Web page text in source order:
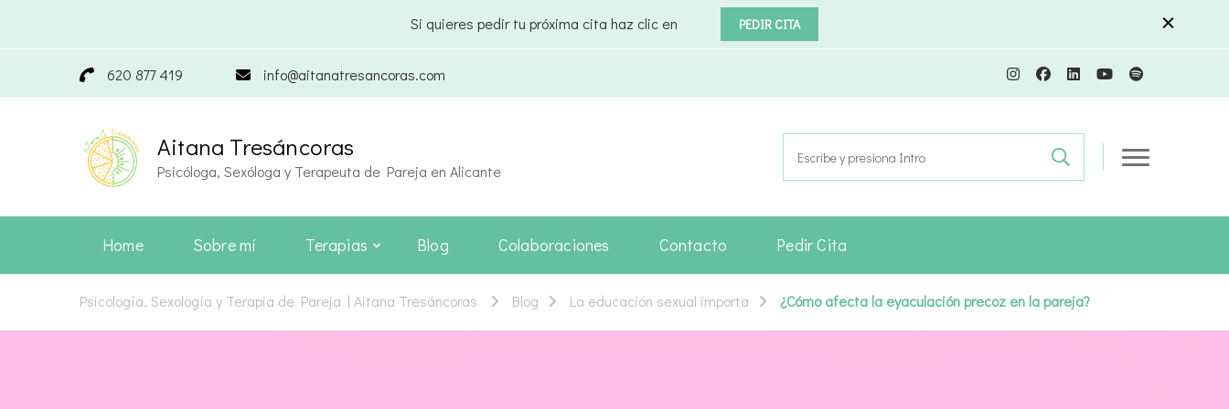
Si quieres pedir tu próxima cita haz clic en PEDIR CITA
620 877 419 info@aitanatresancoras.com
Aitana Tresáncoras
Psicóloga, Sexóloga y Terapeuta de Pareja en Alicante
Buscar:
Home Sobre mí Terapias Blog Colaboraciones Contacto Pedir Cita
Psicología, Sexología y Terapia de Pareja | Aitana Tresáncoras Blog La educación sexual importa ¿Cómo afecta la eyaculación precoz en la pareja?